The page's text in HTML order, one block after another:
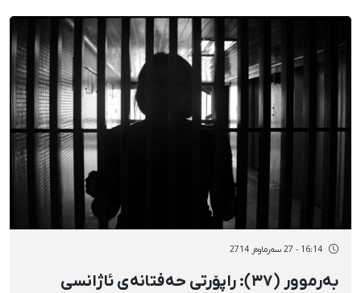
16:14 - 27 سەرماوەز 2714
بەرموور (٣٧): راپۆرتی حەفتانەی ئاژانسی